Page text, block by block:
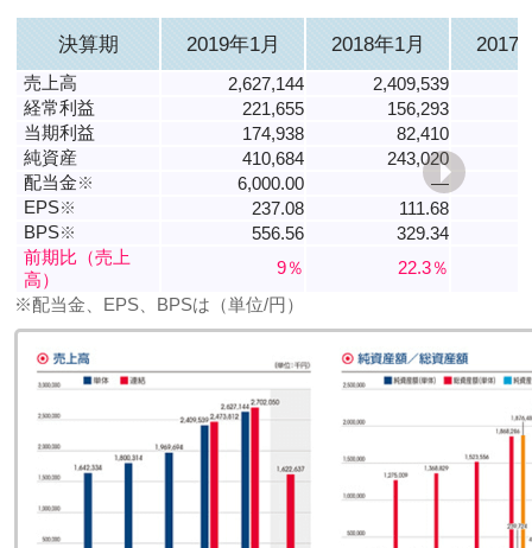
決算期 2019年1月 2018年1月 2017
売上高 2,627,144 2,409,539
経常利益
221,655
156,293
当期利益
174,938
82,410
純資産
410,684
243,020
配当金※ 6,000.00 ―
EPS※ 237.08 111.68
BPS※ 556.56 329.34
前期比（売上
高）
9％
22.3％
※配当金、EPS、BPSは（単位/円）